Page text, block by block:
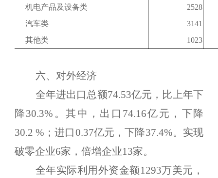
机电产品及设备类
2528
汽车类
3141
其他类
1023
六、对外经济
全年进出口总额74.53亿元，比上年下
降30.3% 。其中，出口 74.16亿元，下降
30.2 % ；进口0.37亿元，下降37.4%。实现
破零企业6家，倍增企业13家。
全年实际利用外资金额1293万美元，